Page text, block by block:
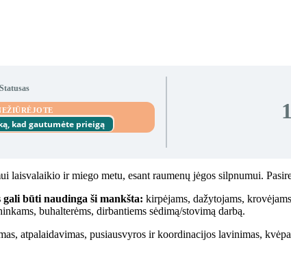
Statusas
kad gautumėte prieigą
laisvalaikio ir miego metu, esant raumenų jėgos silpnumui.
būti naudinga ši mankšta: kirpėjams, dažytojams,
buhalterėms, dirbantiems sėdimą/stovimą darbą.
atpalaidavimas, pusiausvyros ir koordinacijos lavinimas,